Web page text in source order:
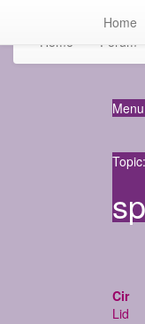
Home Forum
Home
Menu
Topic:
Cir
Lid